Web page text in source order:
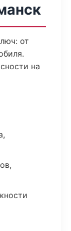
от
на